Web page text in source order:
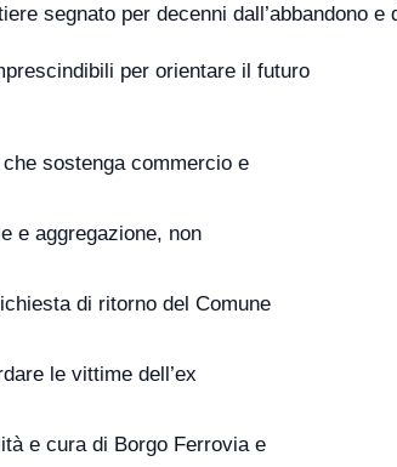
segnato per decenni dall’abbandono e
per orientare il futuro
sostenga commercio e
e aggregazione, non
di ritorno del Comune
le vittime dell’ex
e cura di Borgo Ferrovia e